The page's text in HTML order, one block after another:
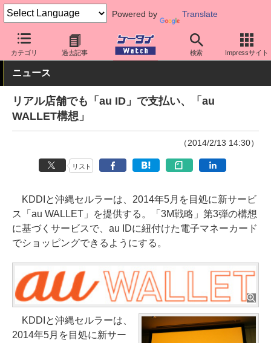
Powered by Translate
カテゴリ 過去記事 検索 Impressサイト
ケータイ Watch キャリア au アプリ・サービス
ニュース
リアル店舗でも「au ID」で支払い、「au
WALLET構想」
（2014/2/13 14:30）
リスト
KDDIと沖縄セルラーは、2014年5月を目処に新サービ
ス「au WALLET」を提供する。「3M戦略」第3弾の構想
に基づくサービスで、au IDに紐付けた電子マネーカード
でショッピングできるようにする。
KDDIと沖縄セルラーは、
2014年5月を目処に新サー